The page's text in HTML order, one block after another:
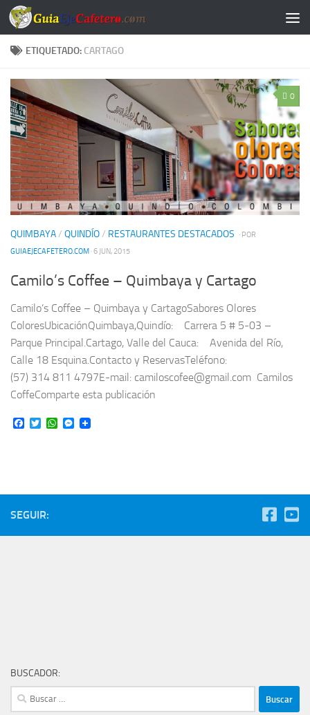
Saltar al contenido
ETIQUETADO: CARTAGO
0
QUIMBAYA/ QUINDÍO/ RESTAURANTES DESTACADOS · POR
GUIAEJECAFETERO.COM · 6 JUN, 2015
Camilo’s Coffee – Quimbaya y Cartago
Camilo’s Coffee – Quimbaya y CartagoSabores Olores
ColoresUbicaciónQuimbaya,Quindío: Carrera 5 # 5-03 –
Parque Principal.Cartago, Valle del Cauca: Avenida del Río,
Calle 18 Esquina.Contacto y ReservasTeléfono:
(57) 314 811 4797E-mail: camiloscofee@gmail.com Camilos
CoffeComparte esta publicación
Facebook
TwitterWhatsApp
Messenger
SEGUIR:
BUSCADOR:
Buscar: